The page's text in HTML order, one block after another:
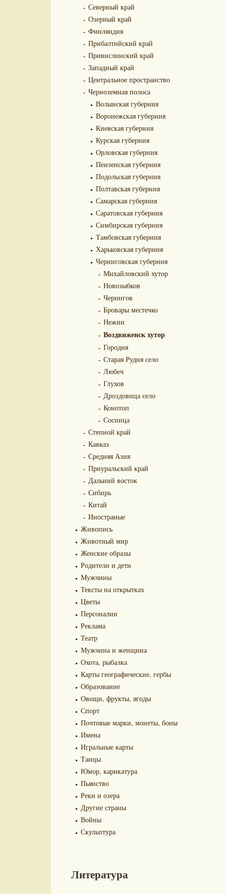
Северный край
Озерный край
Финляндия
Прибалтийский край
Привислинский край
Западный край
Центральное пространство
Черноземная полоса
Волынская губерния
Воронежская губерния
Киевская губерния
Курская губерния
Орловская губерния
Пензенская губерния
Подольская губерния
Полтавская губерния
Самарская губерния
Саратовская губерния
Симбирская губерния
Тамбовская губерния
Харьковская губерния
Черниговская губерния
Михайловский хутор
Новозыбков
Чернигов
Бровары местечко
Нежин
Воздвиженск хутор
Городня
Старая Рудня село
Любеч
Глухов
Дроздовица село
Конотоп
Сосница
Степной край
Кавказ
Средняя Азия
Приуральский край
Дальний восток
Сибирь
Китай
Иностраные
Живопись
Животный мир
Женские образы
Родители и дети
Мужчины
Тексты на открытках
Цветы
Персоналии
Реклама
Театр
Мужчина и женщина
Охота, рыбалка
Карты географические, гербы
Образование
Овощи, фрукты, ягоды
Спорт
Почтовые марки, монеты, боны
Имена
Игральные карты
Танцы
Юмор, карикатура
Пьянство
Реки и озера
Другие страны
Войны
Скульптура
Литература